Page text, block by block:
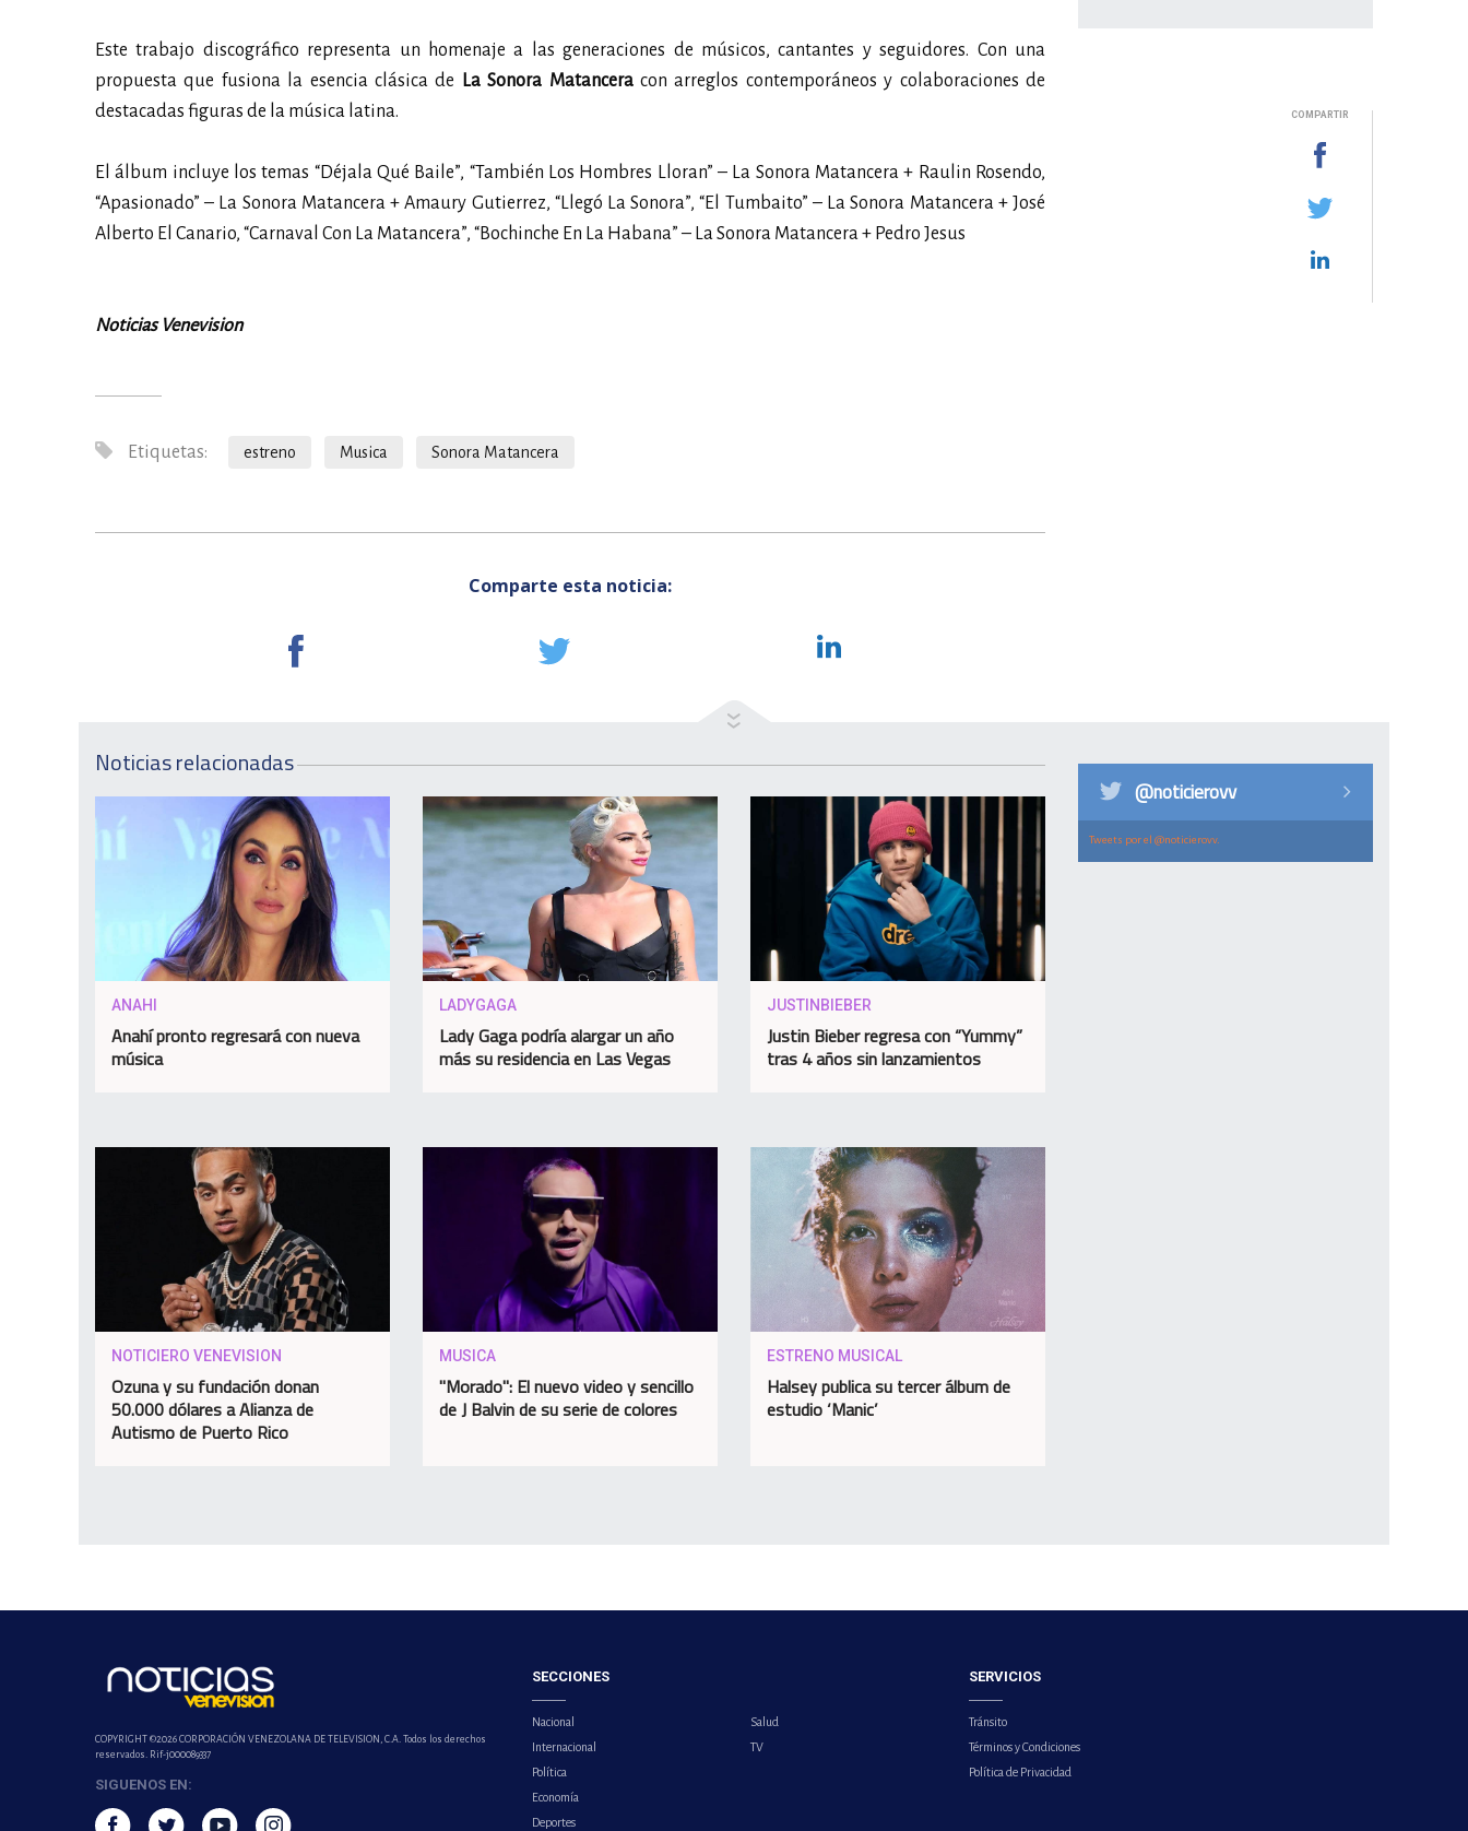
Este trabajo discográfico representa un homenaje a las generaciones de músicos, cantantes y seguidores. Con una
propuesta que fusiona la esencia clásica de
La Sonora Matanceracon arreglos contemporáneos y colaboraciones de
destacadas figuras de la música latina.
El álbum incluye los temas “Déjala Qué Baile”, “También Los Hombres Lloran” – La Sonora Matancera + Raulin Rosendo,
“Apasionado” – La Sonora Matancera + Amaury Gutierrez, “Llegó La Sonora”, “El Tumbaito” – La Sonora Matancera + José
Alberto El Canario, “Carnaval Con La Matancera”, “Bochinche En La Habana” – La Sonora Matancera + Pedro Jesus
Noticias Venevision
Etiquetas: estreno Musica Sonora Matancera
Comparte esta noticia:
COMPARTIR
Noticias relacionadas
ANAHI
Anahí pronto regresará con nueva
música
LADYGAGA
Lady Gaga podría alargar un año
más su residencia en Las Vegas
JUSTINBIEBER
Justin Bieber regresa con “Yummy”
tras 4 años sin lanzamientos
NOTICIERO VENEVISION
Ozuna y su fundación donan
50.000 dólares a Alianza de
Autismo de Puerto Rico
MUSICA
"Morado": El nuevo video y sencillo
de J Balvin de su serie de colores
ESTRENO MUSICAL
Halsey publica su tercer álbum de
estudio ‘Manic’
@noticierovv
Tweets por el @noticierovv.
COPYRIGHT ©2026 CORPORACIÓN VENEZOLANA DE TELEVISION, C.A. Todos los derechos
reservados. Rif-j000089337
SIGUENOS EN:
SECCIONES
Nacional
Internacional
Política
Economía
Deportes
Salud
TV
SERVICIOS
Tránsito
Términos y Condiciones
Política de Privacidad